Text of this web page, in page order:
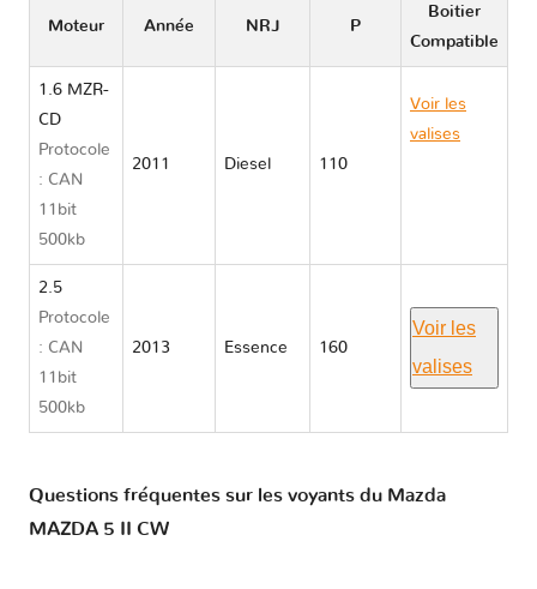
Moteur Année NRJ P
Boitier
Compatible
1.6 MZR-
CD
Protocole
: CAN
11bit
500kb
2011 Diesel 110
Voir les
valises
2.5
Protocole
: CAN
11bit
500kb
2013 Essence 160
Voir les
valises
Questions fréquentes sur les voyants du Mazda
MAZDA 5 II CW